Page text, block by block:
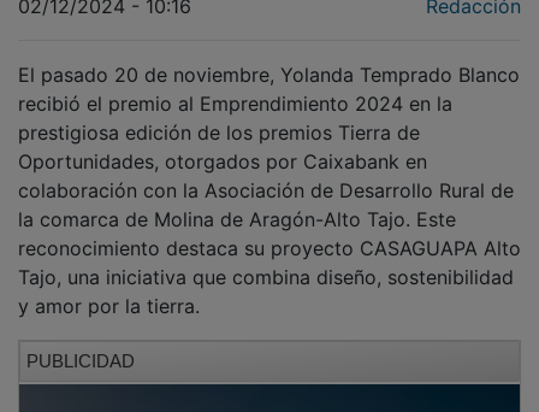
recibió el premio al Emprendimiento 2024 en la
prestigiosa edición de los premios Tierra de
Oportunidades, otorgados por Caixabank en
colaboración con la Asociación de Desarrollo Rural de
la comarca de Molina de Aragón-Alto Tajo. Este
reconocimiento destaca su proyecto CASAGUAPA Alto
Tajo, una iniciativa que combina diseño, sostenibilidad
y amor por la tierra.